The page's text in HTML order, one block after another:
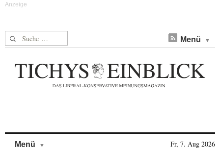
Suche nach: Menü
Menü Fr, 7. Aug 2026